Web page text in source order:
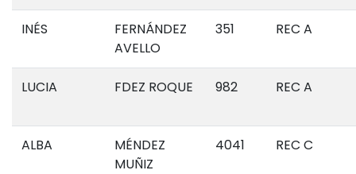
INÉS
FERNÁNDEZ
AVELLO
351 REC A
LUCIA FDEZ ROQUE 982 REC A
ALBA
MÉNDEZ
MUÑIZ
4041 REC C